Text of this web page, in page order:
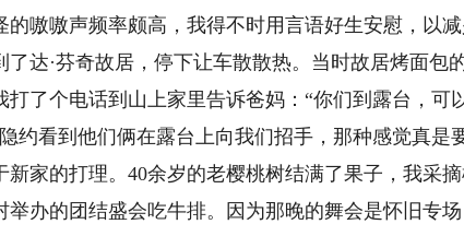
的嗷嗷声频率颇高，我得不时用言语好生安慰，以
了达·芬奇故居，停下让车散散热。当时故居烤面包
了个电话到山上家里告诉爸妈：“你们到露台，可
约看到他们俩在露台上向我们招手，那种感觉真是
家的打理。40余岁的老樱桃树结满了果子，我采摘
举办的团结盛会吃牛排。因为那晚的舞会是怀旧专